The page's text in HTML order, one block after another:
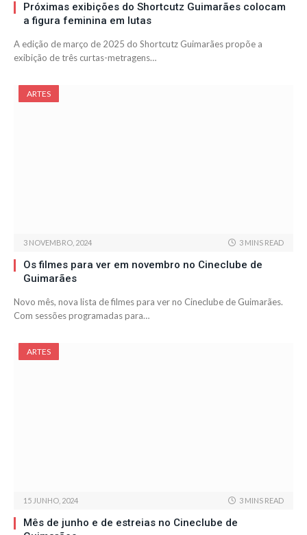
Próximas exibições do Shortcutz Guimarães colocam
a figura feminina em lutas
A edição de março de 2025 do Shortcutz Guimarães propõe a
exibição de três curtas-metragens…
ARTES
3 NOVEMBRO, 2024 3 MINS READ
Os filmes para ver em novembro no Cineclube de
Guimarães
Novo mês, nova lista de filmes para ver no Cineclube de Guimarães.
Com sessões programadas para…
ARTES
15 JUNHO, 2024 3 MINS READ
Mês de junho e de estreias no Cineclube de